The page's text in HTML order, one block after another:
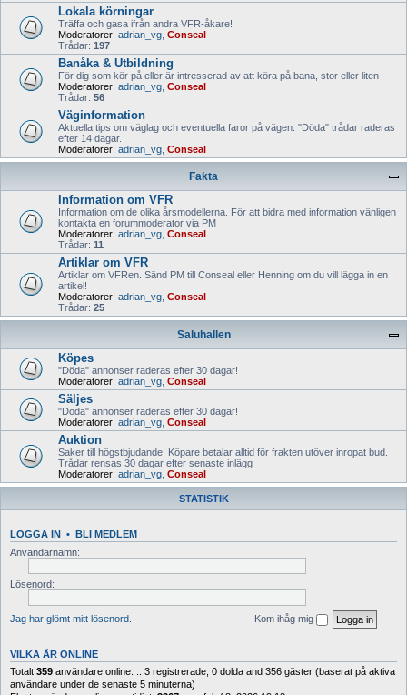
Lokala körningar
Träffa och gasa ifrån andra VFR-åkare!
Moderatorer: adrian_vg Conseal
Trådar: 197
Banåka & Utbildning
För dig som kör på eller är intresserad av att köra på bana, stor eller liten
Moderatorer: adrian_vg Conseal
Trådar: 56
Väginformation
Aktuella tips om väglag och eventuella faror på vägen. "Döda" trådar raderas
efter 14 dagar.
Moderatorer: adrian_vg Conseal
Fakta
Information om VFR
Information om de olika årsmodellerna. För att bidra med information vänligen
kontakta en forummoderator via PM
Moderatorer: adrian_vg Conseal
Trådar: 11
Artiklar om VFR
Artiklar om VFRen. Sänd PM till Conseal eller Henning om du vill lägga in en
artikel!
Moderatorer: adrian_vg Conseal
Trådar: 25
Saluhallen
Köpes
"Döda" annonser raderas efter 30 dagar!
Moderatorer: adrian_vg Conseal
Säljes
"Döda" annonser raderas efter 30 dagar!
Moderatorer: adrian_vg Conseal
Auktion
Saker till högstbjudande! Köpare betalar alltid för frakten utöver inropat bud.
Trådar rensas 30 dagar efter senaste inlägg
Moderatorer: adrian_vg Conseal
STATISTIK
LOGGA IN • BLI MEDLEM
Användarnamn:
Lösenord:
Jag har glömt mitt lösenord. Kom ihåg mig
VILKA ÄR ONLINE
Totalt 359 användare online: :: 3 registrerade, 0 dolda and 356 gäster (baserat på aktiva
användare under de senaste 5 minuterna)